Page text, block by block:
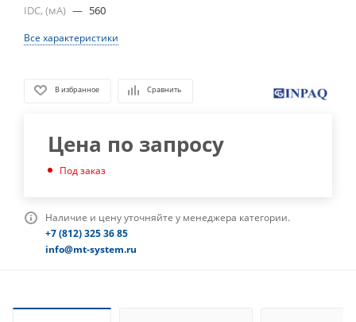
IDC, (мА) — 560
Все характеристики
В избранное Сравнить
Цена по запросу
Под заказ
Наличие и цену уточняйте у менеджера категории.
+7 (812) 325 36 85
info@mt-system.ru